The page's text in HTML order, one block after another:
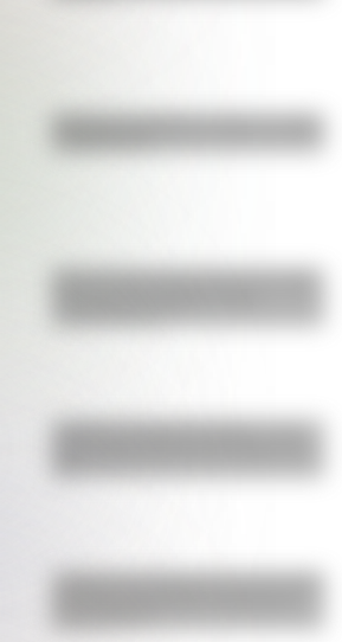
Bandera de Bolivia: historia, origen
Buenos Aires al principio del siglo
Castillo de Rafael Obligado, una
¿Sabías que Argentina tuvo la torre